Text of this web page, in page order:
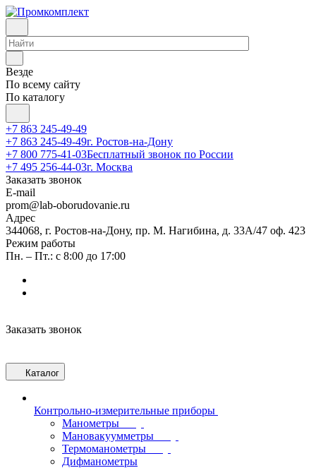
Везде
По всему сайту
По каталогу
+7 863 245-49-49
+7 863 245-49-49г. Ростов-на-Дону
+7 800 775-41-03Бесплатный звонок по России
+7 495 256-44-03г. Москва
Заказать звонок
E-mail
prom@lab-oborudovanie.ru
Адрес
344068, г. Ростов-на-Дону, пр. М. Нагибина, д. 33А/47 оф. 423
Режим работы
Пн. – Пт.: с 8:00 до 17:00
Заказать звонок
Каталог
Контрольно-измерительные приборы
Манометры
Мановакуумметры
Термоманометры
Дифманометры